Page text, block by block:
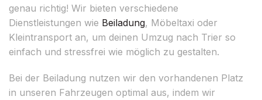
genau richtig! Wir bieten verschiedene
Dienstleistungen wie Beiladung, Möbeltaxi oder
Kleintransport an, um deinen Umzug nach Trier so
einfach und stressfrei wie möglich zu gestalten.
Bei der Beiladung nutzen wir den vorhandenen Platz
in unseren Fahrzeugen optimal aus, indem wir